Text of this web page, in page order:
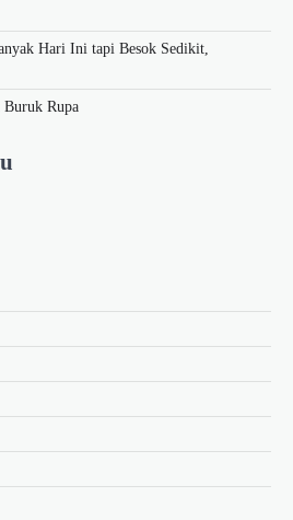
Hari Ini tapi Besok Sedikit,
Rupa